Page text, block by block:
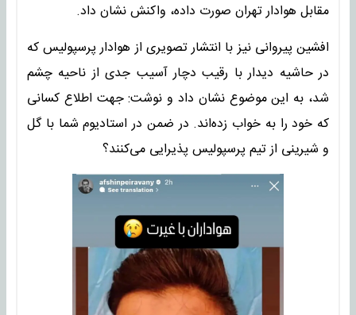
مقابل هوادار تهران صورت داده، واکنش نشان داد.
افشین پیروانی نیز با انتشار تصویری از هوادار پرسپولیس که
در حاشیه دیدار با رقیب دچار آسیب جدی از ناحیه چشم
شد، به این موضوع نشان داد و نوشت: جهت اطلاع کسانی
که خود را به خواب زده‌اند. در ضمن در استادیوم شما با گل
و شیرینی از تیم پرسپولیس پذیرایی می‌کنند؟